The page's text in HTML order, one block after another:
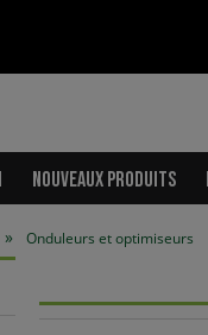
NOUVEAUX PRODUITS
» Onduleurs et optimiseurs